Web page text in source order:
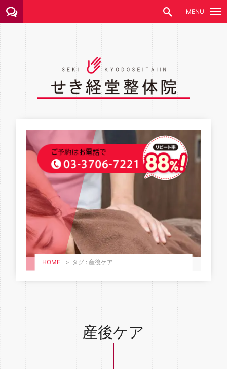
HOME > タグ : 産後ケア
産後ケア